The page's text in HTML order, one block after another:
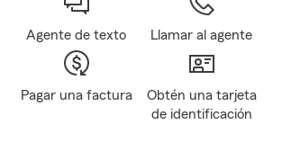
Agente de texto Llamar al agente
Pagar una factura
Obtén una tarjeta
de identificación